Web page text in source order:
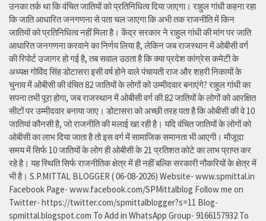
उनका तर्क था कि वंचित जातियों को प्रतिनिधित्व दिया जाएगा। राहुल गांधी कहना रहा
कि जाति आधारित जनगणना से पता चल जाएगा कि अभी तक राजनीति में किन
जातियों को प्रतिनिधित्व नहीं मिला है। केंद्र सरकार ने राहुल गांधी की मांग पर जाति
आधारित जनगणना करवाने का निर्णय लिया है, लेकिन जब राजस्थान में ओबीसी वर्ग
की रिपोर्ट उजागर हो गई है, तब सवाल उठता है कि क्या प्रदेश कांग्रेस कमेटी के
अध्यक्ष गोविंद सिंह डोटासरा इसी वर्ष होने वाले पंचायती राज और शहरी निकायों के
चुनाव में ओबीसी की वंचित 82 जातियों के लोगों को उम्मीदवार बनाएंगे? राहुल गांधी का
सपना तभी पूरा होगा, जब राजस्थान में ओबीसी वर्ग की 82 जातियों के लोगों को आरक्षित
सीटों पर उम्मीदवार बनाया जाए। डोटासरा को अच्छी तरह पता है कि ओबीसी की वे 10
जातियां कौनसी है, जो राजनीति की मलाई खा रही है। यदि वंचित जातियों के लोगों को
ओबीसी का लाभ दिया जाता है तो इस वर्ग में सामाजिक समानता भी आएगी। मौजूदा
समय में सिर्फ 10 जातियों के लोग ही ओबीसी के 21 प्रतिशत कोटे का लाभ प्राप्त कर
रहे है। यह स्थिति सिर्फ राजनीतिक क्षेत्र में ही नहीं बल्कि सरकारी नौकरियों के क्षेत्र में
भी है। S.P.MITTAL BLOGGER ( 06-08-2026) Website- www.spmittal.in
Facebook Page- www.facebook.com/SPMittalblog Follow me on
Twitter- https://twitter.com/spmittalblogger?s=11 Blog-
spmittal.blogspot.com To Add in WhatsApp Group- 9166157932 To